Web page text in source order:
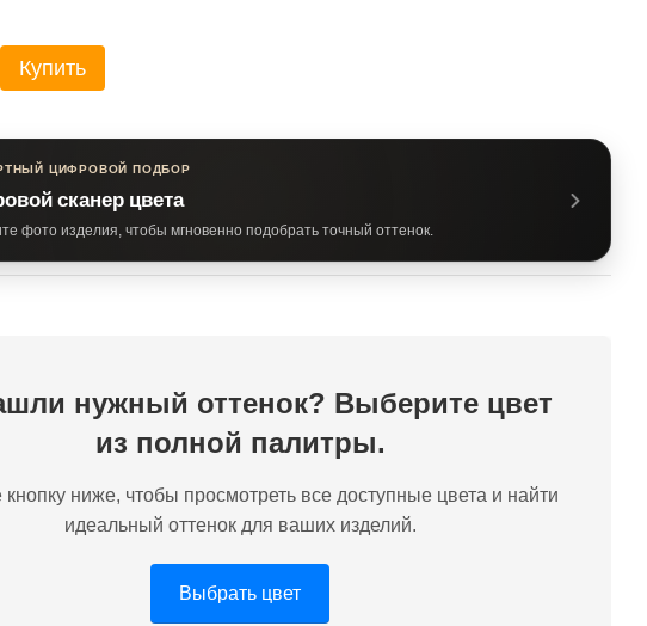
Купить
ЦИФРОВОЙ ПОДБОР
сканер цвета
фото изделия, чтобы мгновенно подобрать точный оттенок.
нужный оттенок? Выберите цвет
из полной палитры.
ниже, чтобы просмотреть все доступные цвета и найти
идеальный оттенок для ваших изделий.
Выбрать цвет